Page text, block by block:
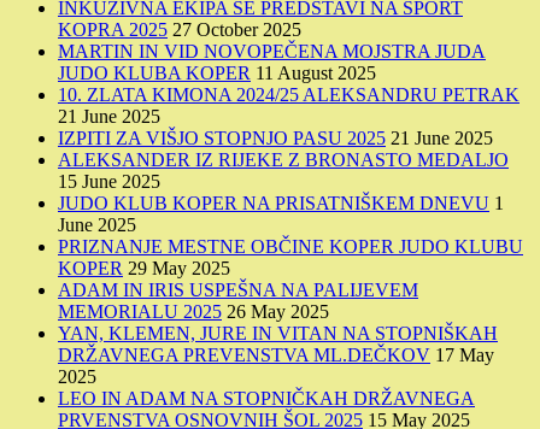
INKUZIVNA EKIPA SE PREDSTAVI NA ŠPORT
KOPRA 2025 27 October 2025
MARTIN IN VID NOVOPEČENA MOJSTRA JUDA
JUDO KLUBA KOPER 11 August 2025
10. ZLATA KIMONA 2024/25 ALEKSANDRU PETRAK
21 June 2025
IZPITI ZA VIŠJO STOPNJO PASU 2025 21 June 2025
ALEKSANDER IZ RIJEKE Z BRONASTO MEDALJO
15 June 2025
JUDO KLUB KOPER NA PRISATNIŠKEM DNEVU 1
June 2025
PRIZNANJE MESTNE OBČINE KOPER JUDO KLUBU
KOPER 29 May 2025
ADAM IN IRIS USPEŠNA NA PALIJEVEM
MEMORIALU 2025 26 May 2025
YAN, KLEMEN, JURE IN VITAN NA STOPNIŠKAH
DRŽAVNEGA PREVENSTVA ML.DEČKOV 17 May
2025
LEO IN ADAM NA STOPNIČKAH DRŽAVNEGA
PRVENSTVA OSNOVNIH ŠOL 2025 15 May 2025